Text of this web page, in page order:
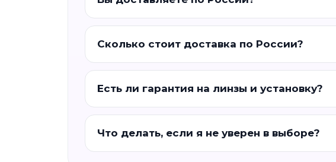
Сколько стоит доставка по России?
Есть ли гарантия на линзы и установку?
Что делать, если я не уверен в выборе?